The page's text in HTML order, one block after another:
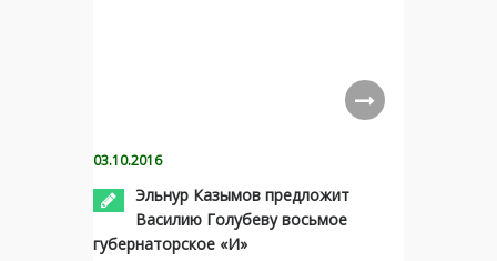
03.10.2016
Эльнур Казымов предложит
Василию Голубеву восьмое
губернаторское «И»